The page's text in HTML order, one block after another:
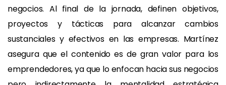
negocios. Al final de la jornada, definen objetivos,
proyectos y tácticas para alcanzar cambios
sustanciales y efectivos en las empresas. Martínez
asegura que el contenido es de gran valor para los
emprendedores, ya que lo enfocan hacia sus negocios